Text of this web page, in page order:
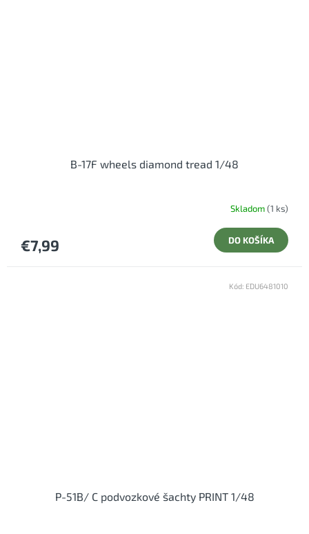
B-17F wheels diamond tread 1/48
Skladom(1 ks)
€7,99 DO KOŠÍKA
P-51B/ C podvozkové šachty PRINT 1/48
Kód: EDU6481010